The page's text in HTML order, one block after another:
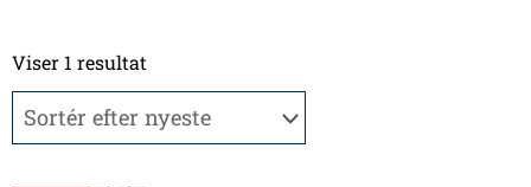
Viser 1 resultat